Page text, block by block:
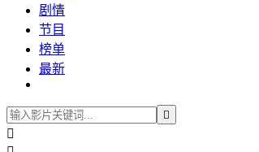
剧情
节目
榜单
最新

